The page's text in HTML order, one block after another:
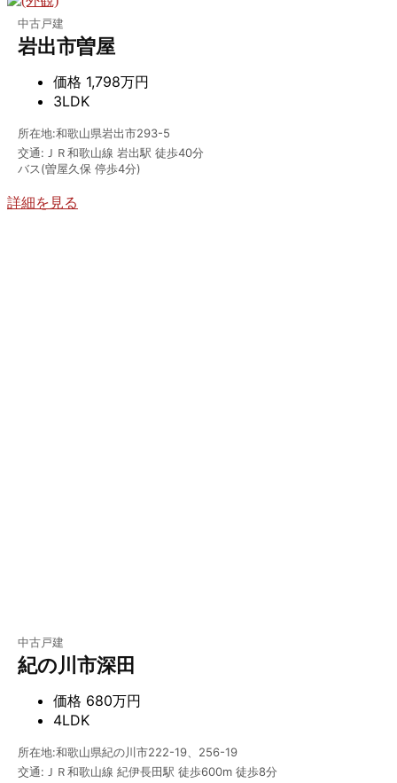
中古戸建
岩出市曽屋
価格 1,798万円
3LDK
所在地:和歌山県岩出市293-5
交通:ＪＲ和歌山線 岩出駅 徒歩40分
バス(曽屋久保 停歩4分)
詳細を見る
中古戸建
紀の川市深田
価格 680万円
4LDK
所在地:和歌山県紀の川市222-19、256-19
交通:ＪＲ和歌山線 紀伊長田駅 徒歩600m 徒歩8分